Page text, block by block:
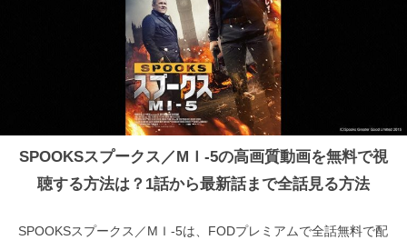
SPOOKSスプークス／MＩ-5の高画質動画を無料で視
聴する方法は？1話から最新話まで全話見る方法
SPOOKSスプークス／MＩ-5は、FODプレミアムで全話無料で配